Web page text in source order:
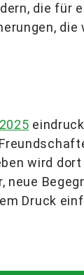
die für
die
wird
Druck